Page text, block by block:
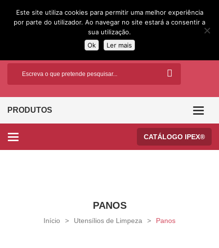
PRODUTOS
Categories CATÁLOGO IPEX®
PANOS
Início > Utensílios de Limpeza > Panos
Este site utiliza cookies para permitir uma melhor experiência
por parte do utilizador. Ao navegar no site estará a consentir a
sua utilização.
Ok
Ler mais